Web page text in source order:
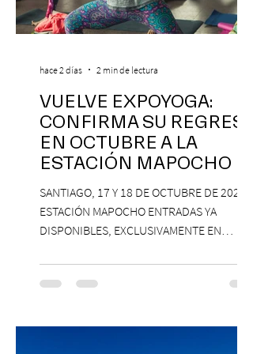
VUELVE EXPOYOGA:
CONFIRMA SU REGRESO
EN OCTUBRE A LA
ESTACIÓN MAPOCHO
SANTIAGO, 17 Y 18 DE OCTUBRE DE 2026,
ESTACIÓN MAPOCHO ENTRADAS YA
DISPONIBLES, EXCLUSIVAMENTE EN
con una edición renovada que reunirá
yoga, bienestar y vida consciente, con la
Antonella Orsini, Yoga Woman y más
hace 2 días 2 min de lectura